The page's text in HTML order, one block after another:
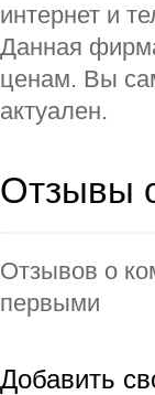
интернет и
Данная
ценам. Вы
актуален.
Отзывы
Отзывов о
первыми
Добавить